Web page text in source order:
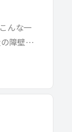
んな一
障壁は